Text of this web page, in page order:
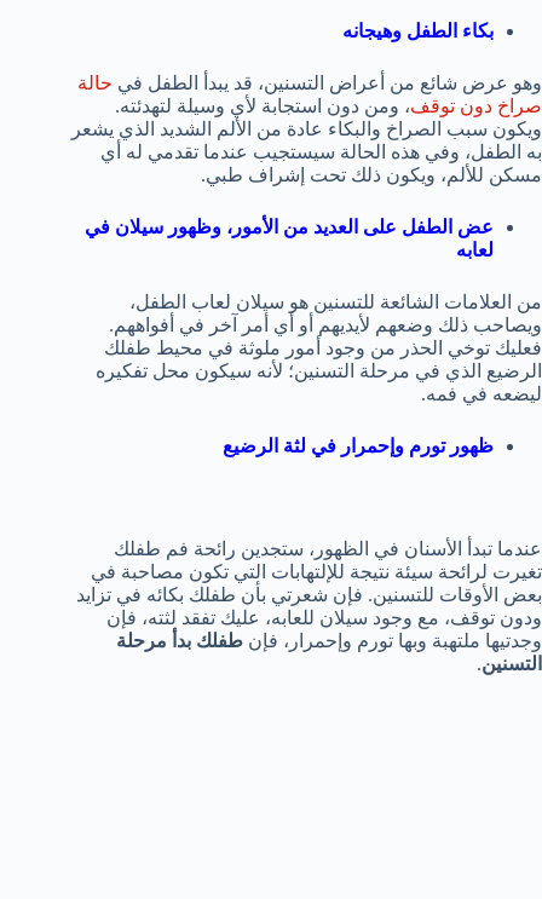
بكاء الطفل وهيجانه
وهو عرض شائع من أعراض التسنين، قد يبدأ الطفل في حالة
صراخ دون توقف، ومن دون استجابة لأي وسيلة لتهدئته.
ويكون سبب الصراخ والبكاء عادة من الألم الشديد الذي يشعر
به الطفل، وفي هذه الحالة سيستجيب عندما تقدمي له أي
مسكن للألم، ويكون ذلك تحت إشراف طبي.
عض الطفل على العديد من الأمور، وظهور سيلان في
لعابه
من العلامات الشائعة للتسنين هو سيلان لعاب الطفل،
ويصاحب ذلك وضعهم لأيديهم أو أي أمر آخر في أفواههم.
فعليك توخي الحذر من وجود أمور ملوثة في محيط طفلك
الرضيع الذي في مرحلة التسنين؛ لأنه سيكون محل تفكيره
ليضعه في فمه.
ظهور تورم وإحمرار في لثة الرضيع
عندما تبدأ الأسنان في الظهور، ستجدين رائحة فم طفلك
تغيرت لرائحة سيئة نتيجة للإلتهابات التي تكون مصاحبة في
بعض الأوقات للتسنين. فإن شعرتي بأن طفلك بكائه في تزايد
ودون توقف، مع وجود سيلان للعابه، عليك تفقد لثته، فإن
وجدتيها ملتهبة وبها تورم وإحمرار، فإن طفلك بدأ مرحلة
التسنين.